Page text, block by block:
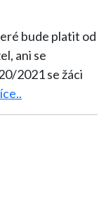
bude platit od
ani se
2021 se žáci